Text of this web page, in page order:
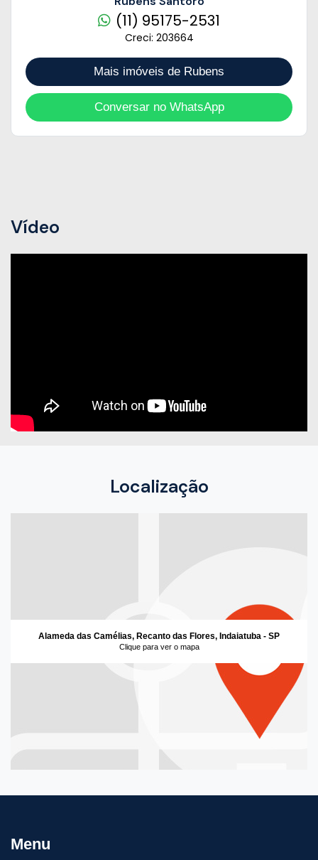
(11) 95175-2531
Creci: 203664
Mais imóveis de Rubens
Conversar no WhatsApp
Vídeo
Localização
Alameda das Camélias, Recanto das Flores, Indaiatuba - SP
Clique para ver o mapa
Menu